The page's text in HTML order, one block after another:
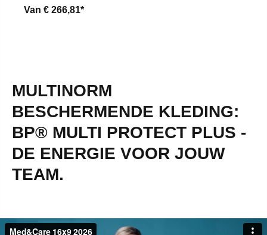
Van € 266,81*
MULTINORM
BESCHERMENDE KLEDING:
BP® MULTI PROTECT PLUS -
DE ENERGIE VOOR JOUW
TEAM.